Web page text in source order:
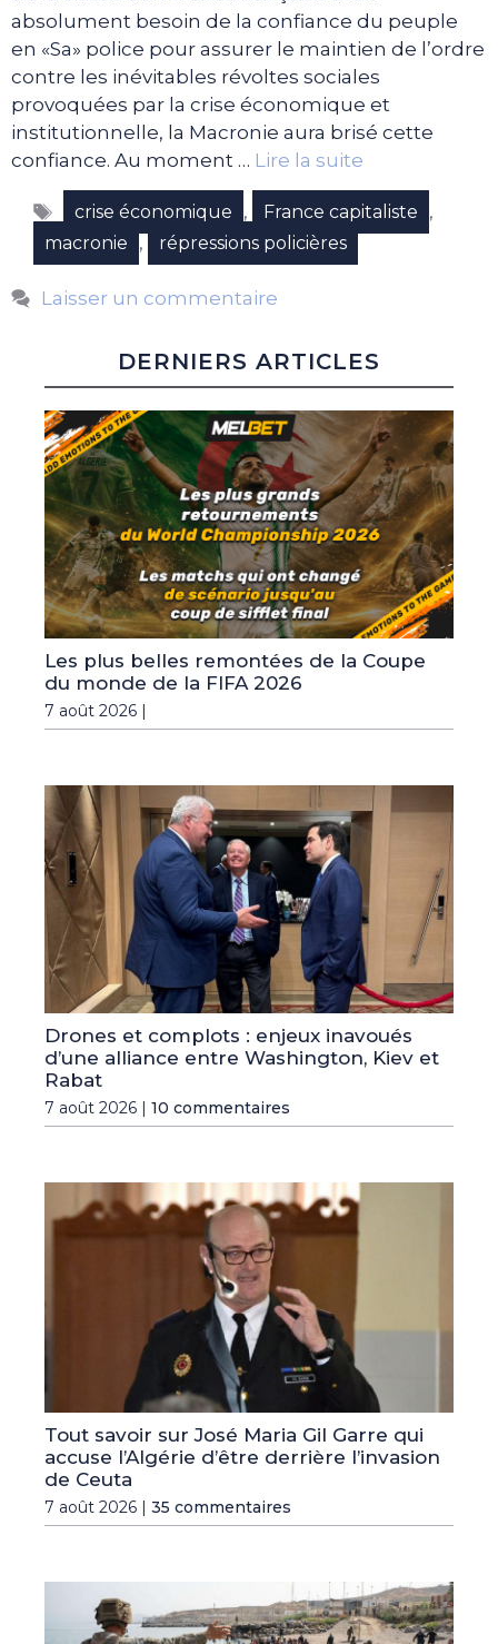
absolument besoin de la confiance du peuple
en «Sa» police pour assurer le maintien de l’ordre
contre les inévitables révoltes sociales
provoquées par la crise économique et
institutionnelle, la Macronie aura brisé cette
confiance. Au moment … Lire la suite
Étiquettes
crise économique , France capitaliste ,
macronie , répressions policières
Laisser un commentaire
DERNIERS ARTICLES
Les plus belles remontées de la Coupe
du monde de la FIFA 2026
7 août 2026 |
Drones et complots : enjeux inavoués
d’une alliance entre Washington, Kiev et
Rabat
7 août 2026 | 10 commentaires
Tout savoir sur José Maria Gil Garre qui
accuse l’Algérie d’être derrière l’invasion
de Ceuta
7 août 2026 | 35 commentaires